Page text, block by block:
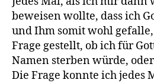
beweisen wollte, dass ich
und Ihm somit wohl
Frage gestellt, ob ich für
Namen sterben würde,
Die Frage konnte ich jedes